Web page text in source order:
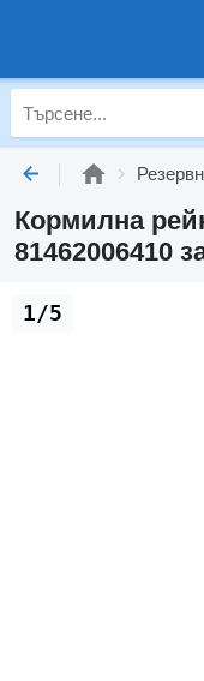
Кормилна
81462006410
1/5